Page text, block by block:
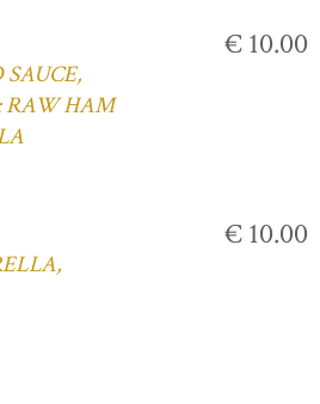
RAW HAM
€ 10.00
€ 10.00